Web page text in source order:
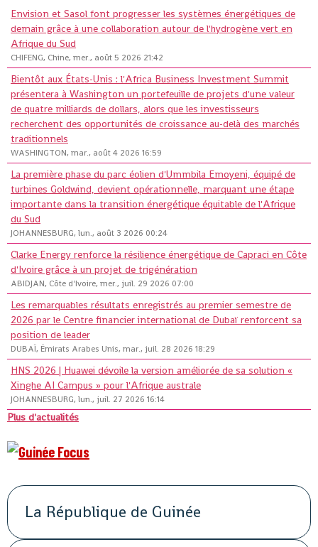
Envision et Sasol font progresser les systèmes énergétiques de
demain grâce à une collaboration autour de l'hydrogène vert en
Afrique du Sud
CHIFENG, Chine, mer., août 5 2026 21:42
Bientôt aux États-Unis : l'Africa Business Investment Summit
présentera à Washington un portefeuille de projets d'une valeur
de quatre milliards de dollars, alors que les investisseurs
recherchent des opportunités de croissance au-delà des marchés
traditionnels
WASHINGTON, mar., août 4 2026 16:59
La première phase du parc éolien d'Ummbila Emoyeni, équipé de
turbines Goldwind, devient opérationnelle, marquant une étape
importante dans la transition énergétique équitable de l'Afrique
du Sud
JOHANNESBURG, lun., août 3 2026 00:24
Clarke Energy renforce la résilience énergétique de Capraci en Côte
d'Ivoire grâce à un projet de trigénération
ABIDJAN, Côte d'Ivoire, mer., juil. 29 2026 07:00
Les remarquables résultats enregistrés au premier semestre de
2026 par le Centre financier international de Dubaï renforcent sa
position de leader
DUBAÏ, Émirats Arabes Unis, mar., juil. 28 2026 18:29
HNS 2026 | Huawei dévoile la version améliorée de sa solution «
Xinghe AI Campus » pour l'Afrique australe
JOHANNESBURG, lun., juil. 27 2026 16:14
Plus d'actualités
La République de Guinée